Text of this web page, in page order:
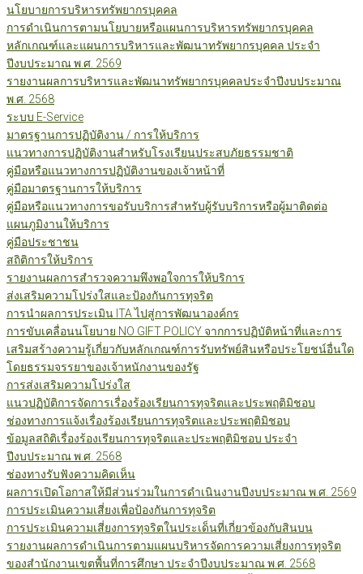
นโยบายการบริหารทรัพยากรบุคคล
การดำเนินการตามนโยบายหรือแผนการบริหารทรัพยากรบุคคล
หลักเกณฑ์และแผนการบริหารและพัฒนาทรัพยากรบุคคล ประจำ
ปีงบประมาณ พ.ศ. 2569
รายงานผลการบริหารและพัฒนาทรัพยากรบุคคลประจำปีงบประมาณ
พ.ศ. 2568
ระบบ E-Service
มาตรฐานการปฏิบัติงาน / การให้บริการ
แนวทางการปฏิบัติงานสำหรับโรงเรียนประสบภัยธรรมชาติ
คู่มือหรือแนวทางการปฏิบัติงานของเจ้าหน้าที่
คู่มือมาตรฐานการให้บริการ
คู่มือหรือแนวทางการขอรับบริการสำหรับผู้รับบริการหรือผู้มาติดต่อ
แผนภูมิงานให้บริการ
คู่มือประชาชน
สถิติการให้บริการ
รายงานผลการสำรวจความพึงพอใจการให้บริการ
ส่งเสริมความโปร่งใสและป้องกันการทุจริต
การนำผลการประเมิน ITA ไปสู่การพัฒนาองค์กร
การขับเคลื่อนนโยบาย NO GIFT POLICY จากการปฏิบัติหน้าที่และการ
เสริมสร้างความรู้เกี่ยวกับหลักเกณฑ์การรับทรัพย์สินหรือประโยชน์อื่นใด
โดยธรรมจรรยาของเจ้าหนักงานของรัฐ
การส่งเสริมความโปร่งใส
แนวปฏิบัติการจัดการเรื่องร้องเรียนการทุจริตและประพฤติมิชอบ
ช่องทางการแจ้งเรื่องร้องเรียนการทุจริตและประพฤติมิชอบ
ข้อมูลสถิติเรื่องร้องเรียนการทุจริตและประพฤติมิชอบ ประจำ
ปีงบประมาณ พ.ศ. 2568
ช่องทางรับฟังความคิดเห็น
ผลการเปิดโอกาสให้มีส่วนร่วมในการดำเนินงานปีงบประมาณ พ.ศ. 2569
การประเมินความเสี่ยงเพื่อป้องกันการทุจริต
การประเมินความเสี่ยงการทุจริตในประเด็นที่เกี่ยวข้องกับสินบน
รายงานผลการดำเนินการตามแผนบริหารจัดการความเสี่ยงการทุจริต
ของสำนักงานเขตพื้นที่การศึกษา ประจำปีงบประมาณ พ.ศ. 2568